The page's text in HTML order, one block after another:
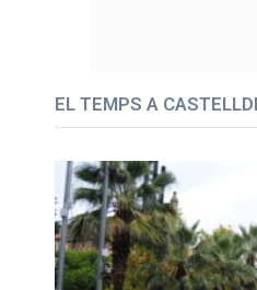
EL TEMPS A